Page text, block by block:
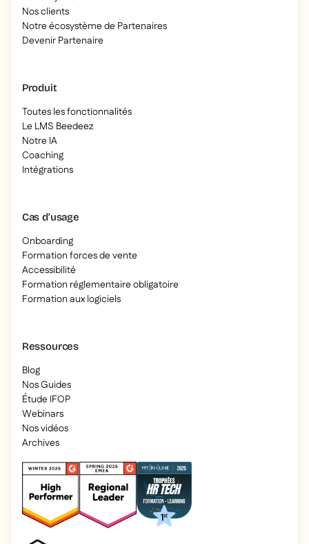
Nos clients
Notre écosystème de Partenaires
Devenir Partenaire
Produit
Toutes les fonctionnalités
Le LMS Beedeez
Notre IA
Coaching
Intégrations
Cas d’usage
Onboarding
Formation forces de vente
Accessibilité
Formation réglementaire obligatoire
Formation aux logiciels
Ressources
Blog
Nos Guides
Étude IFOP
Webinars
Nos vidéos
Archives